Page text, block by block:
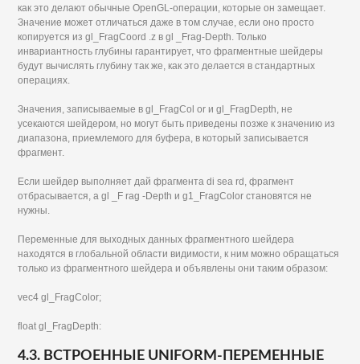
как это делают обычные OpenGL-операции, которые он замещает.
Значение может отличаться даже в том случае, если оно просто
копируется из gl_FragCoord .z в gl _Frag-Depth. Только
инвариантность глубины гарантирует, что фрагментные шейдеры
будут вычислять глубину так же, как это делается в стандартных
операциях.
Значения, записываемые в gl_FragCol or и gl_FragDepth, не
усекаются шейдером, но могут быть приведены позже к значению из
диапазона, приемлемого для буфера, в который записывается
фрагмент.
Если шейдер выполняет дай фрагмента di sea rd, фрагмент
отбрасывается, a gl _F rag -Depth и g1_FragColor становятся не
нужны.
Переменные для выходных данных фрагментного шейдера
находятся в глобальной области видимости, к ним можно обращаться
только из фрагментного шейдера и объявлены они таким образом:
vec4 gl_FragColor;
float gl_FragDepth:
4.3. ВСТРОЕННЫЕ UNIFORM-ПЕРЕМЕННЫЕ